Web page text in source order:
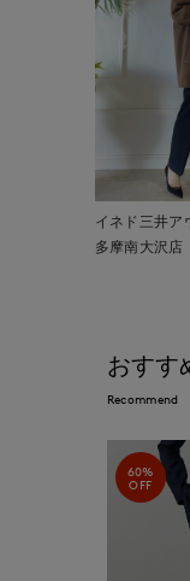
イネド三井ア
多摩南大沢店
おすす
Recommend
60%
OFF